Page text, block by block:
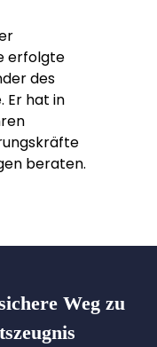
erfolgte
des
Er hat in
beraten.
Weg zu